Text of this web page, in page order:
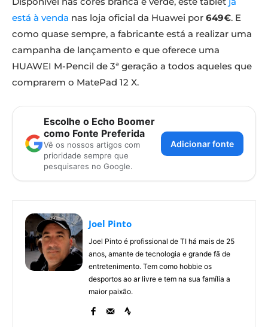
está à venda nas loja oficial da Huawei por 649€. E
como quase sempre, a fabricante está a realizar uma
campanha de lançamento e que oferece uma
HUAWEI M-Pencil de 3ª geração a todos aqueles que
comprarem o MatePad 12 X.
Escolhe o Echo Boomer
como Fonte Preferida
Vê os nossos artigos com
prioridade sempre que
pesquisares no Google.
Adicionar fonte
Joel Pinto
Joel Pinto é profissional de TI há mais de 25
anos, amante de tecnologia e grande fã de
entretenimento. Tem como hobbie os
desportos ao ar livre e tem na sua família a
maior paixão.